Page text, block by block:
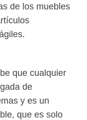
de los muebles
que cualquier
de
y es un
que es solo